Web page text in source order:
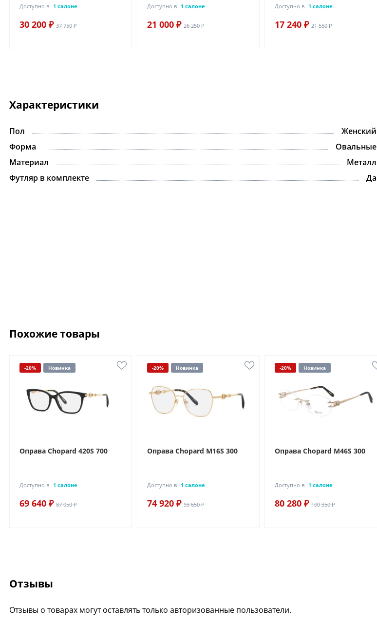
Доступно в 1 салоне
30 200 ₽ 37 750 ₽
Доступно в 1 салоне
21 000 ₽ 26 250 ₽
Доступно в 1 салоне
17 240 ₽ 21 550 ₽
Характеристики
Пол
Женский
Форма
Овальные
Материал
Металл
Футляр в комплекте
Да
Похожие товары
-20% Новинка
Оправа Chopard 420S 700
Доступно в 1 салоне
69 640 ₽ 87 050 ₽
-20% Новинка
Оправа Chopard M16S 300
Доступно в 1 салоне
74 920 ₽ 93 650 ₽
-20% Новинка
Оправа Chopard M46S 300
Доступно в 1 салоне
80 280 ₽ 100 350 ₽
Отзывы
Отзывы о товарах могут оставлять только авторизованные пользователи.